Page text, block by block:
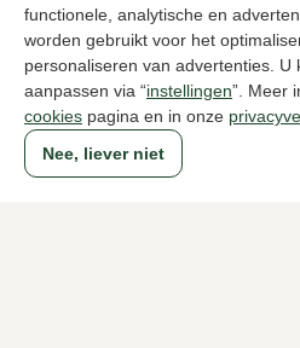
functionele, analytische en
worden gebruikt voor het
personaliseren van advertenties. U
aanpassen via “instellingen”. Meer
cookies pagina en in onze
Nee, liever niet
Sendra